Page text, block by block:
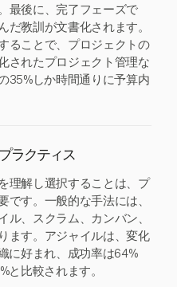
最後に、完了フェーズで
だ教訓が文書化されます。
ることで、プロジェクトの
されたプロジェクト管理な
35%しか時間通りに予算内
ラクティス
理解し選択することは、プ
です。一般的な手法には、
ル、スクラム、カンバン、
ます。アジャイルは、変化
に好まれ、成功率は64%
と比較されます。